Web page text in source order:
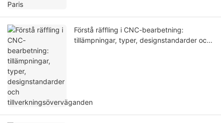
Förstå räffling i CNC-bearbetning:
tillämpningar, typer, designstandarder och